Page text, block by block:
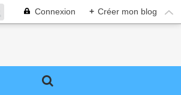
Connexion + Créer mon blog